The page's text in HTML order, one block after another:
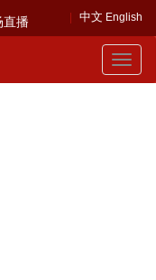
中文 English
直播
Toggle